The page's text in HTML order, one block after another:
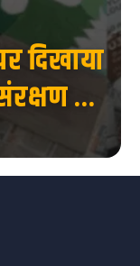
फॉर
एंड
को